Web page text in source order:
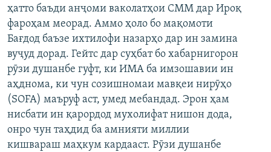
ВАРЗИШ
ОЗОДӢ ОНЛАЙН
ВИДЕО
НИГОРИСТОН
ГУЗОРИШҲОИ РАДИОӢ
РӮЙХАТҲО
КИТОБҲОИ ОЗОДӢ
Русский
ПАЙГИРӢ КУНЕД
ҳатто баъди анҷоми ваколатҳои СММ дар Ироқ
фароҳам меорад. Аммо ҳоло бо мақомоти
Бағдод баъзе ихтилофи назарҳо дар ин замина
вуҷуд дорад. Гейтс дар суҳбат бо хабарнигорон
рӯзи душанбе гуфт, ки ИМА ба имзошавии ин
аҳднома, ки чун созишномаи мавқеи нирӯҳо
(SOFA) маъруф аст, умед мебандад. Эрон ҳам
нисбати ин қарордод мухолифат нишон дода,
онро чун таҳдид ба амнияти миллии
кишвараш маҳкум кардааст. Рӯзи душанбе